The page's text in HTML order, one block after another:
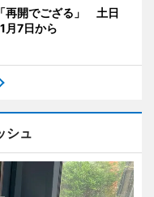
再開でござる」 土日
月7日から
シュ